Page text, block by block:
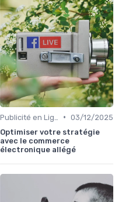
• 03/12/2025
Optimiser votre stratégie
avec le commerce
électronique allégé